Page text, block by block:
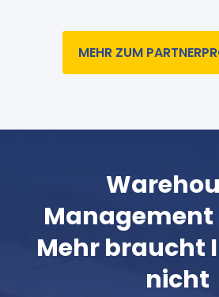
MEHR ZUM
Management
Mehr braucht
nicht